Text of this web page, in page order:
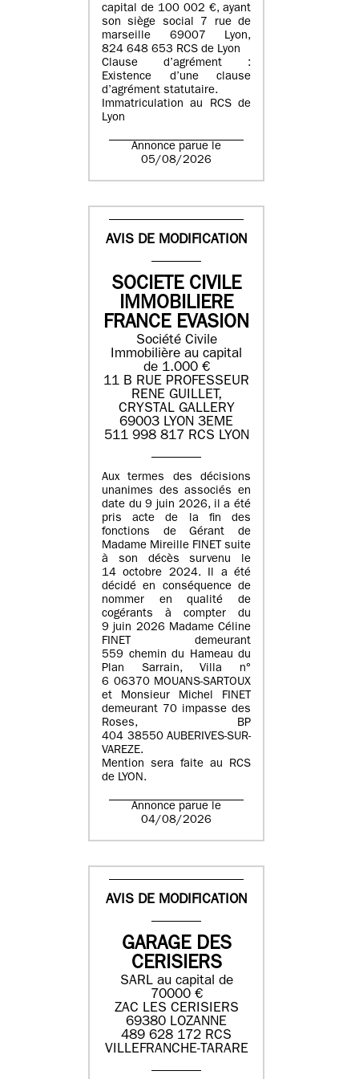
capital de 100 002 €, ayant
son siège social 7 rue de
marseille 69007 Lyon,
824 648 653 RCS de Lyon
Clause d’agrément :
Existence d’une clause
d’agrément statutaire.
Immatriculation au RCS de
Lyon
Annonce parue le
05/08/2026
AVIS DE MODIFICATION
SOCIETE CIVILE
IMMOBILIERE
FRANCE EVASION
Société Civile
Immobilière au capital
de 1.000 €
11 B RUE PROFESSEUR
RENE GUILLET,
CRYSTAL GALLERY
69003 LYON 3EME
511 998 817 RCS LYON
Aux termes des décisions
unanimes des associés en
date du 9 juin 2026, il a été
pris acte de la fin des
fonctions de Gérant de
Madame Mireille FINET suite
à son décès survenu le
14 octobre 2024. Il a été
décidé en conséquence de
nommer en qualité de
cogérants à compter du
9 juin 2026 Madame Céline
FINET demeurant
559 chemin du Hameau du
Plan Sarrain, Villa n°
6 06370 MOUANS-SARTOUX
et Monsieur Michel FINET
demeurant 70 impasse des
Roses, BP
404 38550 AUBERIVES-SUR-
VAREZE.
Mention sera faite au RCS
de LYON.
Annonce parue le
04/08/2026
AVIS DE MODIFICATION
GARAGE DES
CERISIERS
SARL au capital de
70000 €
ZAC LES CERISIERS
69380 LOZANNE
489 628 172 RCS
VILLEFRANCHE-TARARE